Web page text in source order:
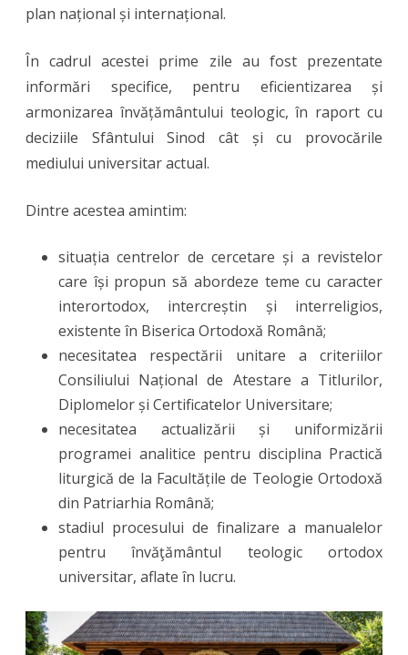
plan național și internațional.
În cadrul acestei prime zile au fost prezentate
informări specifice, pentru eficientizarea și
armonizarea învățământului teologic, în raport cu
deciziile Sfântului Sinod cât și cu provocările
mediului universitar actual.
Dintre acestea amintim:
situația centrelor de cercetare și a revistelor
care își propun să abordeze teme cu caracter
interortodox, intercreștin și interreligios,
existente în Biserica Ortodoxă Română;
necesitatea respectării unitare a criteriilor
Consiliului Național de Atestare a Titlurilor,
Diplomelor și Certificatelor Universitare;
necesitatea actualizării și uniformizării
programei analitice pentru disciplina Practică
liturgică de la Facultățile de Teologie Ortodoxă
din Patriarhia Română;
stadiul procesului de finalizare a manualelor
pentru învăţământul teologic ortodox
universitar, aflate în lucru.